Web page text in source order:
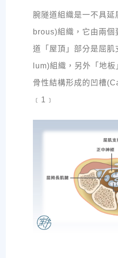
腕隧道組織是一不具
brous)組織，它由兩個
道「屋頂」部分是屈
lum)組織，另外「地
骨性結構形成的凹槽
﹝1﹞